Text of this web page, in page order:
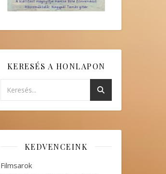
KERESÉS A HONLAPON
KEDVENCEINK
Filmsarok